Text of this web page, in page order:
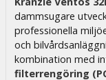
dammsugare
professionella
och
kombination med
filterrengöring